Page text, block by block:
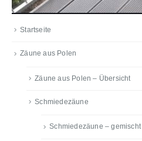
Startseite
Zäune aus Polen
Zäune aus Polen – Übersicht
Schmiedezäune
Schmiedezäune – gemischt